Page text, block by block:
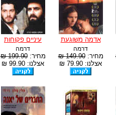
אדמה משוגעת
דרמה
מחיר:149.90 ₪
אצלנו: 79.90 ₪
עיניים פקוחות
דרמה
מחיר:199.90 ₪
אצלנו: 99.90 ₪